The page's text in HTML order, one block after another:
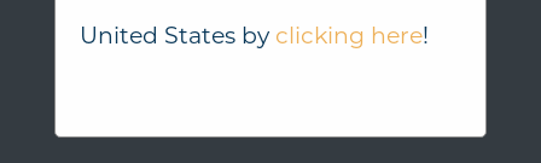
United Statesby clicking here!